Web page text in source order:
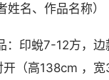
姓名、作品名称）
印蛻7-12方，边
开（高138cm ，